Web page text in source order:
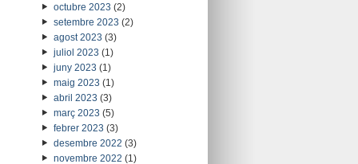
octubre 2023 (2)
setembre 2023 (2)
agost 2023 (3)
juliol 2023 (1)
juny 2023 (1)
maig 2023 (1)
abril 2023 (3)
març 2023 (5)
febrer 2023 (3)
desembre 2022 (3)
novembre 2022 (1)